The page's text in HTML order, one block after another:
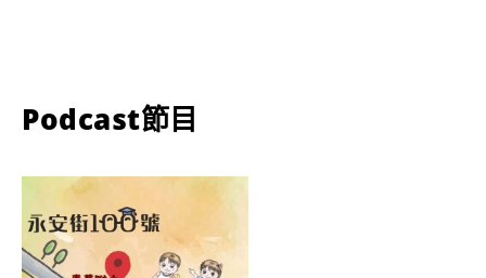
Podcast節目